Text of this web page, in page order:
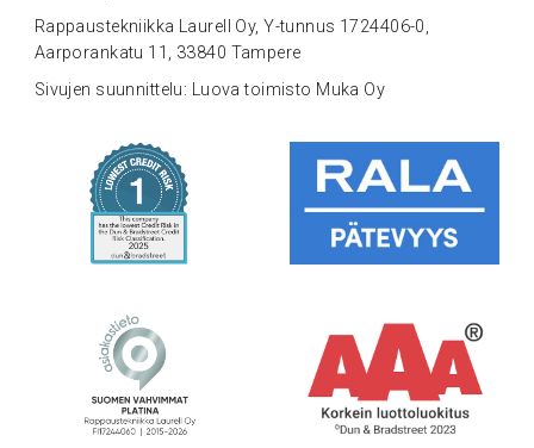
Rappaustekniikka Laurell Oy, Y-tunnus 1724406-0,
Aarporankatu 11, 33840 Tampere
Sivujen suunnittelu: Luova toimisto Muka Oy